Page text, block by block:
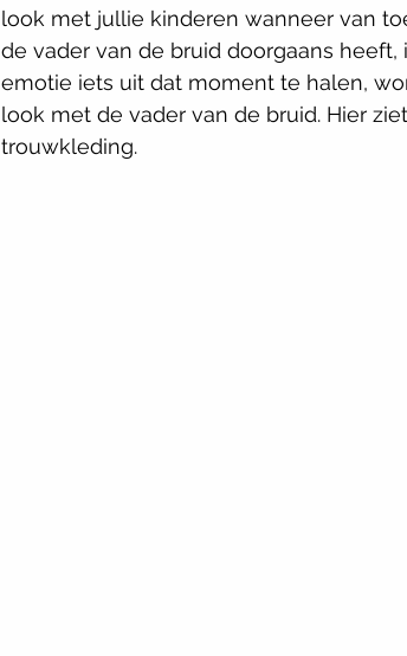
look met jullie kinderen wanneer van
de vader van de bruid doorgaans heeft,
emotie iets uit dat moment te halen,
look met de vader van de bruid. Hier
trouwkleding.